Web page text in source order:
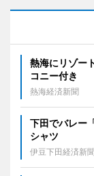
熱海にリゾー
コニー付き
熱海経済新聞
下田でバレー
シャツ
伊豆下田経済新